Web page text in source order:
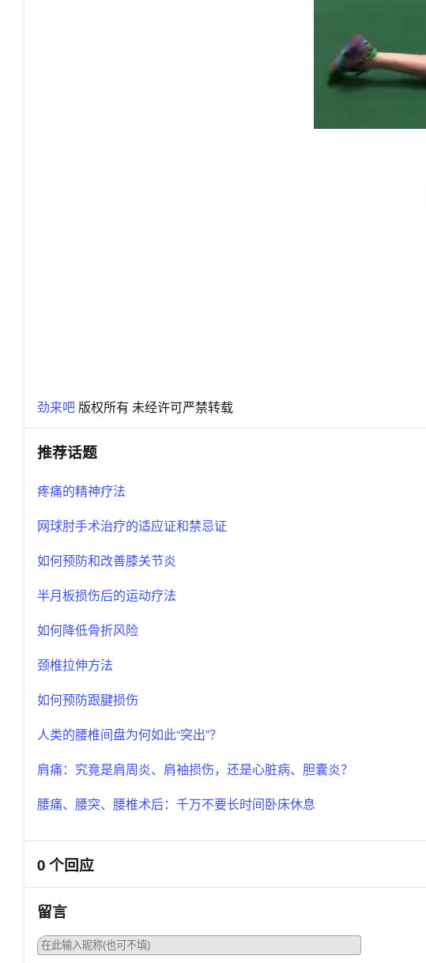
劲来吧 版权所有 未经许可严禁转载
推荐话题
疼痛的精神疗法
网球肘手术治疗的适应证和禁忌证
如何预防和改善膝关节炎
半月板损伤后的运动疗法
如何降低骨折风险
颈椎拉伸方法
如何预防跟腱损伤
人类的腰椎间盘为何如此“突出”？
肩痛：究竟是肩周炎、肩袖损伤，还是心脏病、胆囊炎？
腰痛、腰突、腰椎术后：千万不要长时间卧床休息
0 个回应
留言